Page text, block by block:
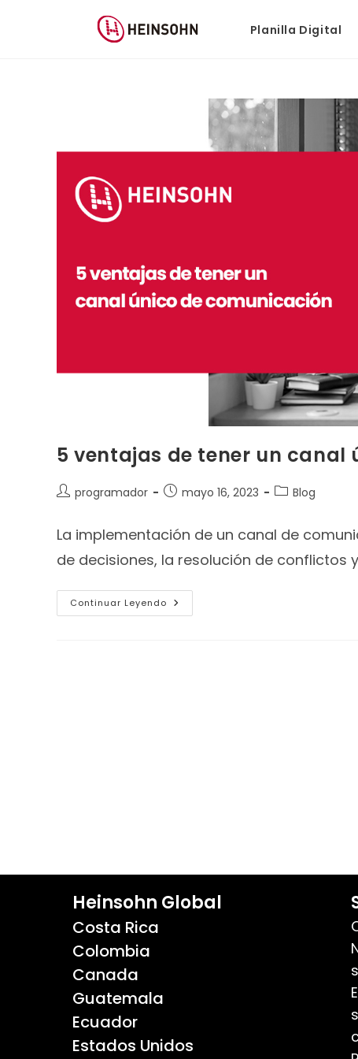
Planilla Digital
5 ventajas de tener un canal
programador mayo 16, 2023 Blog
La implementación de un canal de
de decisiones, la resolución de conflictos
Continuar Leyendo
Heinsohn Global
Costa Rica
Colombia
Canada
Guatemala
Ecuador
Estados Unidos